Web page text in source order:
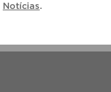
Notícias.